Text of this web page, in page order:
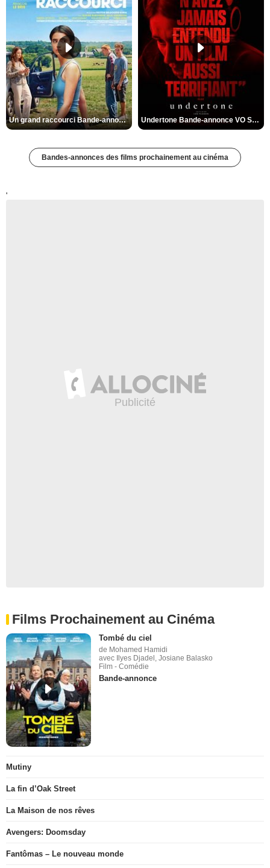
Un grand raccourci Bande-annonce VF Undertone Bande-annonce VO STFR
Bandes-annonces des films prochainement au cinéma
'
Films Prochainement au Cinéma
Tombé du ciel
de Mohamed Hamidi
avec Ilyes Djadel, Josiane Balasko
Film - Comédie
Bande-annonce
Mutiny
La fin d’Oak Street
La Maison de nos rêves
Avengers: Doomsday
Fantômas – Le nouveau monde